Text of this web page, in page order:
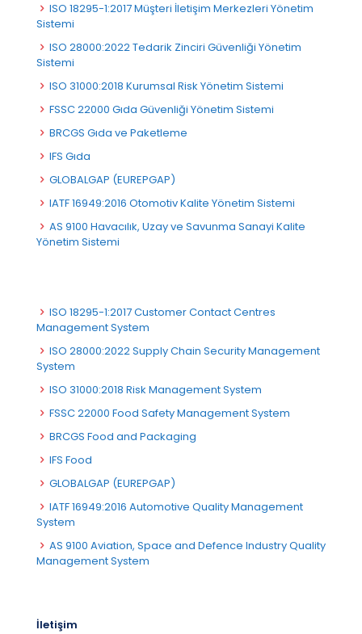
ISO 18295-1:2017 Müşteri İletişim Merkezleri Yönetim
Sistemi
ISO 28000:2022 Tedarik Zinciri Güvenliği Yönetim
Sistemi
ISO 31000:2018 Kurumsal Risk Yönetim Sistemi
FSSC 22000 Gıda Güvenliği Yönetim Sistemi
BRCGS Gıda ve Paketleme
IFS Gıda
GLOBALGAP (EUREPGAP)
IATF 16949:2016 Otomotiv Kalite Yönetim Sistemi
AS 9100 Havacılık, Uzay ve Savunma Sanayi Kalite
Yönetim Sistemi
ISO 18295-1:2017 Customer Contact Centres
Management System
ISO 28000:2022 Supply Chain Security Management
System
ISO 31000:2018 Risk Management System
FSSC 22000 Food Safety Management System
BRCGS Food and Packaging
IFS Food
GLOBALGAP (EUREPGAP)
IATF 16949:2016 Automotive Quality Management
System
AS 9100 Aviation, Space and Defence Industry Quality
Management System
İletişim